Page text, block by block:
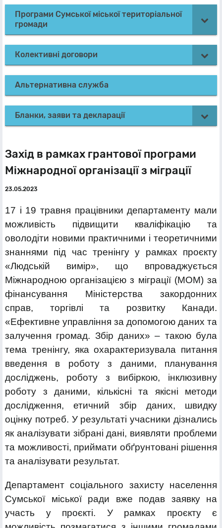
Програми Сумської міської територіальної
громади
Колективні договори
Альтернативна служба
Бланки, заяви та декларації
Захід в рамках грантової програми
Міжнародної організації з міграції
23.05.2023
17 і 19 травня працівники департаменту мали
можливість підвищити кваліфікацію та
оволодіти новими практичними і теоретичними
знаннями під час тренінгу у рамках проєкту
«Людській вимір», що впроваджується
Міжнародною організацією з міграції (МОМ) за
фінансування Міністерства закордонних
справ, торгівлі та розвитку Канади.
«Ефективне управління за допомогою даних та
залучення громад. Збір даних» – такою була
тема тренінгу, яка охарактеризувала питання
введення в роботу з даними, планування
досліджень, роботу з вибіркою, інклюзивну
роботу з даними, кількісні та якісні методи
дослідження, етичний збір даних, швидку
оцінку потреб. У результаті учасники дізнались
як аналізувати зібрані дані, виявляти проблеми
та можливості, приймати обґрунтовані рішення
та аналізувати результат.
Департамент соціального захисту населення
Сумської міської ради вже подав заявку на
участь у проєкті. У рамках проєкту є